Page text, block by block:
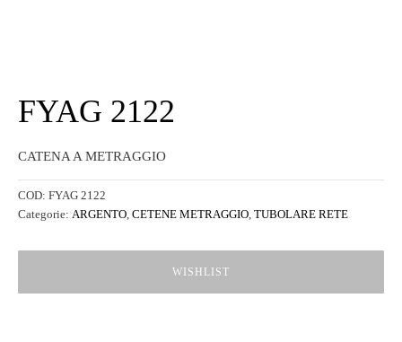
FYAG 2122
CATENA A METRAGGIO
COD: FYAG 2122
Categorie: ARGENTO, CETENE METRAGGIO, TUBOLARE RETE
WISHLIST